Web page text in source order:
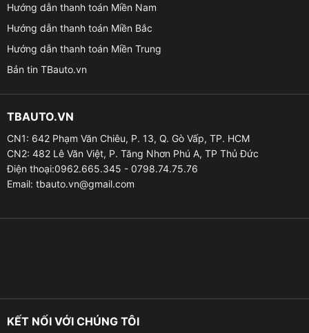
hoàn toàn bằng tiếng Việt.
Hướng dẫn thanh toán Miền Nam
Hướng dẫn thanh toán Miền Bắc
Hướng dẫn thanh toán Miền Trung
Bản tin TBauto.vn
TBAUTO.VN
CN1: 642 Phạm Văn Chiêu, P. 13, Q. Gò Vấp, TP. HCM
CN2: 482 Lê Văn Việt, P. Tăng Nhơn Phú A, TP Thủ Đức
Điện thoại:0962.665.345 - 0798.74.75.76
Email: tbauto.vn@gmail.com
KẾT NỐI VỚI CHÚNG TÔI